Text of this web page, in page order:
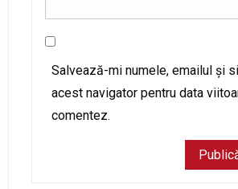
Salvează-mi numele, emailul și
acest navigator pentru data
comentez.